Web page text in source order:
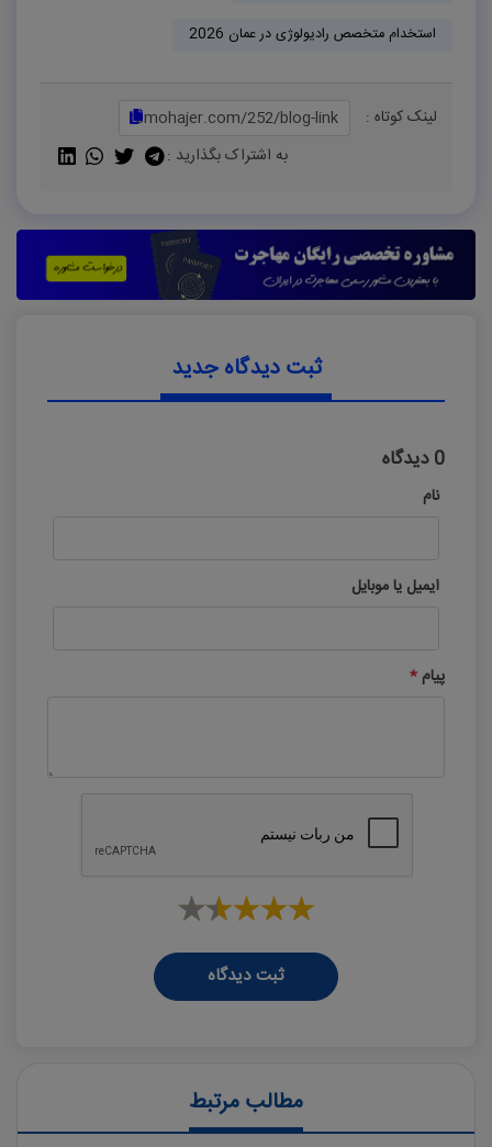
استخدام متخصص رادیولوژی در عمان 2026
لینک کوتاه :
به اشتراک بگذارید :
ثبت دیدگاه جدید
0 دیدگاه
نام
ایمیل یا موبایل
پیام *
ثبت دیدگاه
مطالب مرتبط